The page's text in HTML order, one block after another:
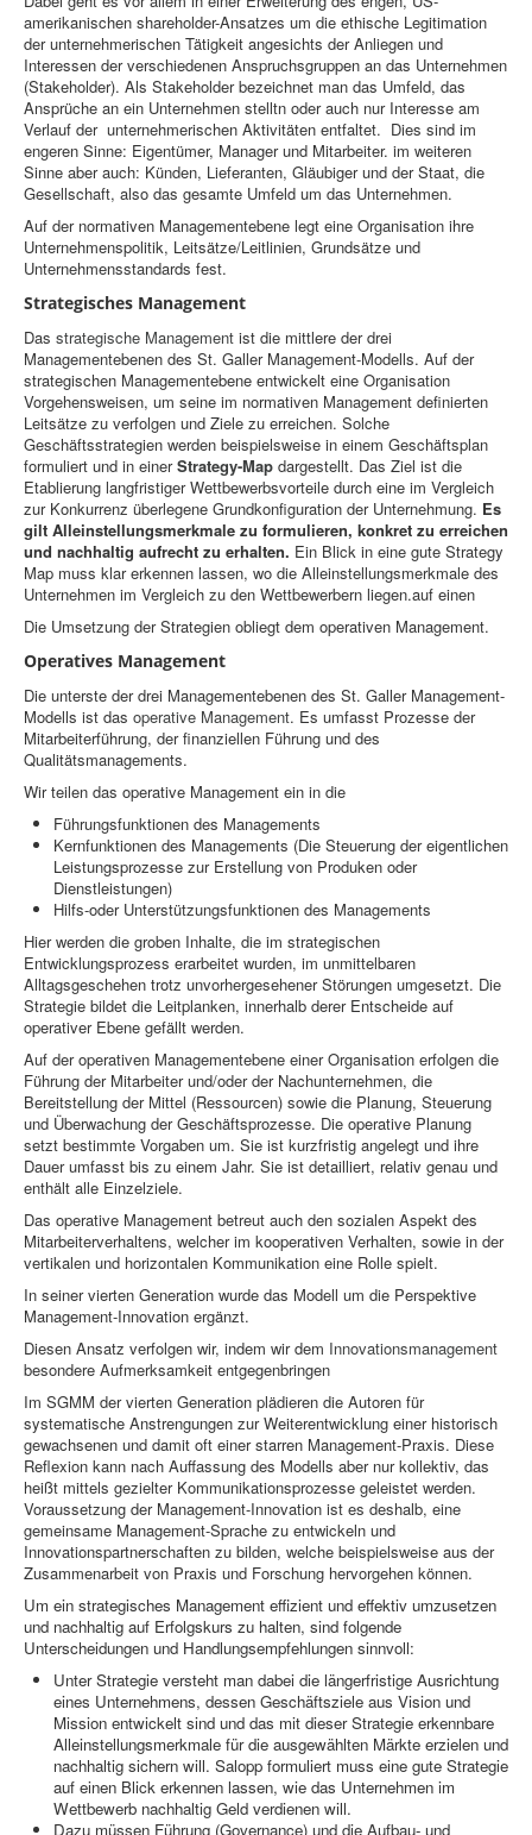
amerikanischen shareholder-Ansatzes um die ethische Legitimation
der unternehmerischen Tätigkeit angesichts der Anliegen und
Interessen der verschiedenen Anspruchsgruppen an das Unternehmen
(Stakeholder). Als Stakeholder bezeichnet man das Umfeld, das
Ansprüche an ein Unternehmen stelltn oder auch nur Interesse am
Verlauf der unternehmerischen Aktivitäten entfaltet. Dies sind im
engeren Sinne: Eigentümer, Manager und Mitarbeiter. im weiteren
Sinne aber auch: Künden, Lieferanten, Gläubiger und der Staat, die
Gesellschaft, also das gesamte Umfeld um das Unternehmen.
Auf der normativen Managementebene legt eine Organisation ihre
Unternehmenspolitik, Leitsätze/Leitlinien, Grundsätze und
Unternehmensstandards fest.
Strategisches Management
Das strategische Management ist die mittlere der drei
Managementebenen des St. Galler Management-Modells. Auf der
strategischen Managementebene entwickelt eine Organisation
Vorgehensweisen, um seine im normativen Management definierten
Leitsätze zu verfolgen und Ziele zu erreichen. Solche
Geschäftsstrategien werden beispielsweise in einem Geschäftsplan
formuliert und in einerStrategy-Map dargestellt. Das Ziel ist die
Etablierung langfristiger Wettbewerbsvorteile durch eine im Vergleich
zur Konkurrenz überlegene Grundkonfiguration der Unternehmung. Es
gilt Alleinstellungsmerkmale zu formulieren, konkret zu erreichen
und nachhaltig aufrecht zu erhalten. Ein Blick in eine gute Strategy
Map muss klar erkennen lassen, wo die Alleinstellungsmerkmale des
Unternehmen im Vergleich zu den Wettbewerbern liegen.auf einen
Die Umsetzung der Strategien obliegt dem operativen Management.
Operatives Management
Die unterste der drei Managementebenen des St. Galler Management-
Modells ist das operative Management. Es umfasst Prozesse der
Mitarbeiterführung, der finanziellen Führung und des
Qualitätsmanagements.
Wir teilen das operative Management ein in die
Führungsfunktionen des Managements
Kernfunktionen des Managements (Die Steuerung der eigentlichen
Leistungsprozesse zur Erstellung von Produken oder
Dienstleistungen)
Hilfs-oder Unterstützungsfunktionen des Managements
Hier werden die groben Inhalte, die im strategischen
Entwicklungsprozess erarbeitet wurden, im unmittelbaren
Alltagsgeschehen trotz unvorhergesehener Störungen umgesetzt. Die
Strategie bildet die Leitplanken, innerhalb derer Entscheide auf
operativer Ebene gefällt werden.
Auf der operativen Managementebene einer Organisation erfolgen die
Führung der Mitarbeiter und/oder der Nachunternehmen, die
Bereitstellung der Mittel (Ressourcen) sowie die Planung, Steuerung
und Überwachung der Geschäftsprozesse. Die operative Planung
setzt bestimmte Vorgaben um. Sie ist kurzfristig angelegt und ihre
Dauer umfasst bis zu einem Jahr. Sie ist detailliert, relativ genau und
enthält alle Einzelziele.
Das operative Management betreut auch den sozialen Aspekt des
Mitarbeiterverhaltens, welcher im kooperativen Verhalten, sowie in der
vertikalen und horizontalen Kommunikation eine Rolle spielt.
In seiner vierten Generation wurde das Modell um die Perspektive
Management-Innovation ergänzt.
Diesen Ansatz verfolgen wir, indem wir dem Innovationsmanagement
besondere Aufmerksamkeit entgegenbringen
Im SGMM der vierten Generation plädieren die Autoren für
systematische Anstrengungen zur Weiterentwicklung einer historisch
gewachsenen und damit oft einer starren Management-Praxis. Diese
Reflexion kann nach Auffassung des Modells aber nur kollektiv, das
heißt mittels gezielter Kommunikationsprozesse geleistet werden.
Voraussetzung der Management-Innovation ist es deshalb, eine
gemeinsame Management-Sprache zu entwickeln und
Innovationspartnerschaften zu bilden, welche beispielsweise aus der
Zusammenarbeit von Praxis und Forschung hervorgehen können.
Um ein strategisches Management effizient und effektiv umzusetzen
und nachhaltig auf Erfolgskurs zu halten, sind folgende
Unterscheidungen und Handlungsempfehlungen sinnvoll:
Unter Strategie versteht man dabei die längerfristige Ausrichtung
eines Unternehmens, dessen Geschäftsziele aus Vision und
Mission entwickelt sind und das mit dieser Strategie erkennbare
Alleinstellungsmerkmale für die ausgewählten Märkte erzielen und
nachhaltig sichern will. Salopp formuliert muss eine gute Strategie
auf einen Blick erkennen lassen, wie das Unternehmen im
Wettbewerb nachhaltig Geld verdienen will.
Dazu müssen Führung (Governance) und die Aufbau- und